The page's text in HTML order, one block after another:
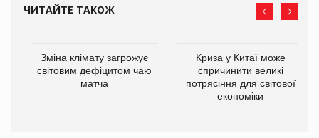
ЧИТАЙТЕ ТАКОЖ
Зміна клімату загрожує
світовим дефіцитом чаю
матча
Криза у Китаї може
спричинити великі
потрясіння для світової
економіки